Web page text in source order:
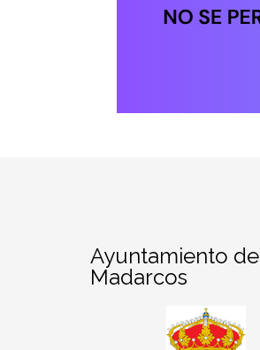
Ayuntamiento de
Madarcos